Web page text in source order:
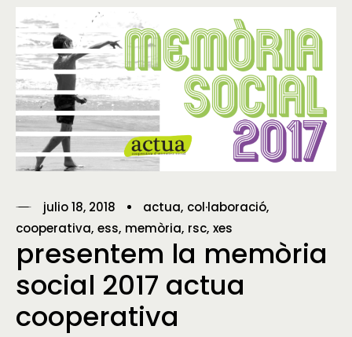
julio 18, 2018 actua col·laboració
cooperativa ess memòria rsc xes
presentem la memòria
social 2017 actua
cooperativa